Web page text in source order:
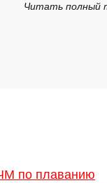
Читать полный
по плаванию